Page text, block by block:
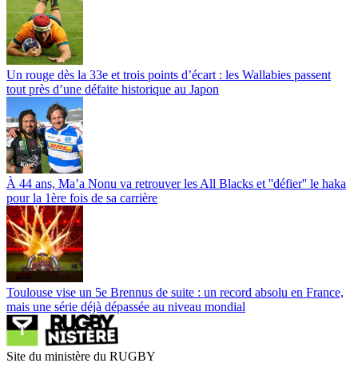
Un rouge dès la 33e et trois points d’écart : les Wallabies passent
tout près d’une défaite historique au Japon
À 44 ans, Ma’a Nonu va retrouver les All Blacks et ''défier'' le haka
pour la 1ère fois de sa carrière
Toulouse vise un 5e Brennus de suite : un record absolu en France,
mais une série déjà dépassée au niveau mondial
Site du ministère du RUGBY